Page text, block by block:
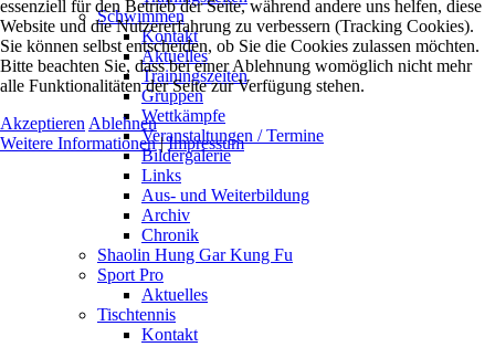
Schwimmen
Kontakt
Aktuelles
Trainingszeiten
Gruppen
Wettkämpfe
Veranstaltungen / Termine
Bildergalerie
Links
Aus- und Weiterbildung
Archiv
Chronik
Shaolin Hung Gar Kung Fu
Sport Pro
Aktuelles
Tischtennis
Kontakt
essenziell für den Betrieb der Seite, während andere uns helfen, diese
Website und die Nutzererfahrung zu verbessern (Tracking Cookies).
Sie können selbst entscheiden, ob Sie die Cookies zulassen möchten.
Bitte beachten Sie, dass bei einer Ablehnung womöglich nicht mehr
alle Funktionalitäten der Seite zur Verfügung stehen.
Akzeptieren Ablehnen
Weitere Informationen|Impressum